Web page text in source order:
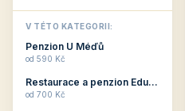
jsou pro Vás připraveny
objekty, které svojí
polohou či vybaveností,
nabízí klidné ubytování
V TÉTO KATEGORII:
Penzion U Méďů
od 590 Kč
Restaurace a penzion Eduard
od 700 Kč